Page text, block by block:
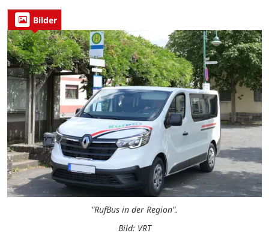
Bilder
"RufBus in der Region".
Bild: VRT